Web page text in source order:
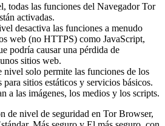
todas las funciones del Navegador Tor
activadas.
desactiva las funciones a menudo
web (no HTTPS) como JavaScript,
podría causar una pérdida de
sitios web.
nivel solo permite las funciones de los
para sitios estáticos y servicios básicos.
a las imágenes, los medios y los scripts.